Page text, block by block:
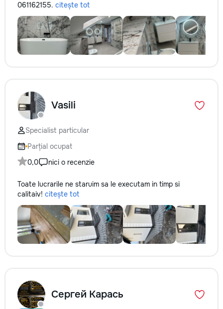
061162155. citește tot
Vasili
Specialist particular
Parțial ocupat
0,0
nici o recenzie
Toate lucrarile ne staruim sa le executam in timp si
calitaiv! citește tot
Сергей Карась